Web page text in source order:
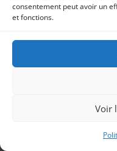
consentement peut avoir un
et fonctions.
Voir